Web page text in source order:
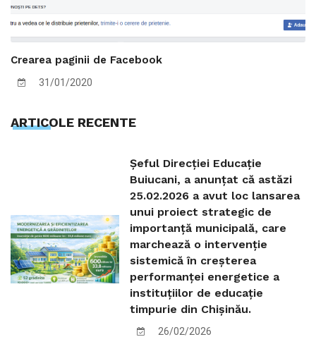
Crearea paginii de Facebook
31/01/2020
ARTICOLE RECENTE
Șeful Direcției Educație
Buiucani, a anunțat că astăzi
25.02.2026 a avut loc lansarea
unui proiect strategic de
importanță municipală, care
marchează o intervenție
sistemică în creșterea
performanței energetice a
instituțiilor de educație
timpurie din Chișinău.
26/02/2026